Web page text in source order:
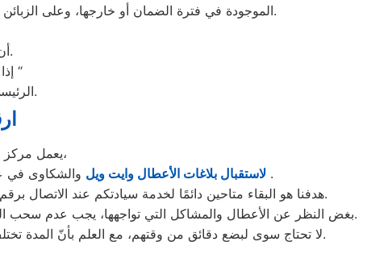
الموجودة في فترة الضمان أو خارجها، وعلى الزبائن دفع رسوم خدمة الصيانة في كلتا الحالتين. يقدم المركز فترة ضمان تصل إلى ١٢ شهرا على أجزاء الغيار والصيانة.
أن من الممكن الاتصال بخدمة عملاء وايت ويل من خلال الإنترنت.
إذا كنتَ ترغب في صيانة جهازِكَ “وايت ويل “، عبر مركزِ “وايت ويل “
الرئيسي في عمارات العبور ، يجب عليكَ دفع تكاليف قطع الغيار (الأصلية).
يعمل مركز وايت ويل في عمارات العبور لمدة 15 ساعة يوميًا، وطوال أسبوع (15/7)،
لاستقبال بلاغات الأعطال وايت ويلوالشكاوى في عمارات العبور . من الساعة السابعة صباحاً حتى العاشرة مساءً بتوقيت عمارات العبور في منطقة عمارات العبور .
هدفنا هو البقاء متاحين دائمًا لخدمة سيادتكم عند الاتصال برقم خدمة وايت ويل الموحَّد، وهو 01154008110. نحن نؤدي صيانة لأي جهاز من جهزة وايت ويل في عمارات العبور بحضرتكم.
بغض النظر عن الأعطال والمشاكل التي تواجهها، يجب عدم سحب الجهاز تحت أي ظرف من الظروف. يتم تنفيذ الصيانة على يد فنيي وايت ويل في مدينة عمارات العبور بشكلٍ فوري عند حضورهم.
لا تحتاج سوى لبضع دقائق من وقتهم، مع العلم بأنّ المدة تختلف اعتمادًا على نوع الخلل الموجود. نقوم بصيانة أجهزة وايت ويل الموجودة في عمارات العبور فقط، ولا نبيع قطع الغيار لها.